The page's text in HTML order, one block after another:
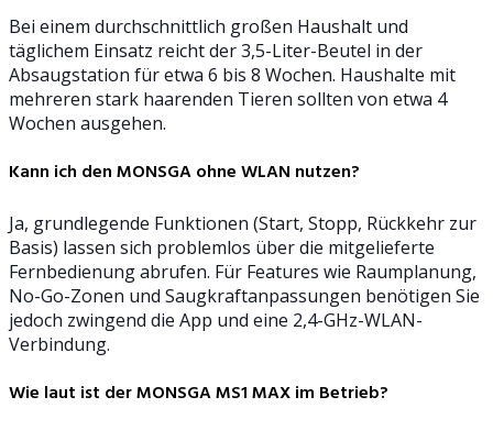
Bei einem durchschnittlich großen Haushalt und
täglichem Einsatz reicht der 3,5-Liter-Beutel in der
Absaugstation für etwa 6 bis 8 Wochen. Haushalte mit
mehreren stark haarenden Tieren sollten von etwa 4
Wochen ausgehen.
Kann ich den MONSGA ohne WLAN nutzen?
Ja, grundlegende Funktionen (Start, Stopp, Rückkehr zur
Basis) lassen sich problemlos über die mitgelieferte
Fernbedienung abrufen. Für Features wie Raumplanung,
No-Go-Zonen und Saugkraftanpassungen benötigen Sie
jedoch zwingend die App und eine 2,4-GHz-WLAN-
Verbindung.
Wie laut ist der MONSGA MS1 MAX im Betrieb?